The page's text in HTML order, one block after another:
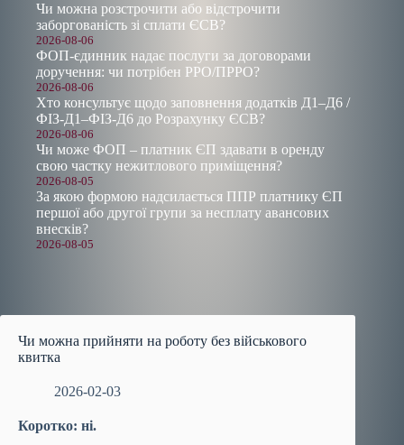
Чи можна прийняти на роботу без військового
квитка
2026-02-03
Коротко: ні.
Чи можна розстрочити або відстрочити
заборгованість зі сплати ЄСВ?
2026-08-06
ФОП-єдинник надає послуги за договорами
доручення: чи потрібен РРО/ПРРО?
2026-08-06
Хто консультує щодо заповнення додатків Д1–Д6 /
ФІЗ-Д1–ФІЗ-Д6 до Розрахунку ЄСВ?
2026-08-06
Чи може ФОП – платник ЄП здавати в оренду
свою частку нежитлового приміщення?
2026-08-05
За якою формою надсилається ППР платнику ЄП
першої або другої групи за несплату авансових
внесків?
2026-08-05